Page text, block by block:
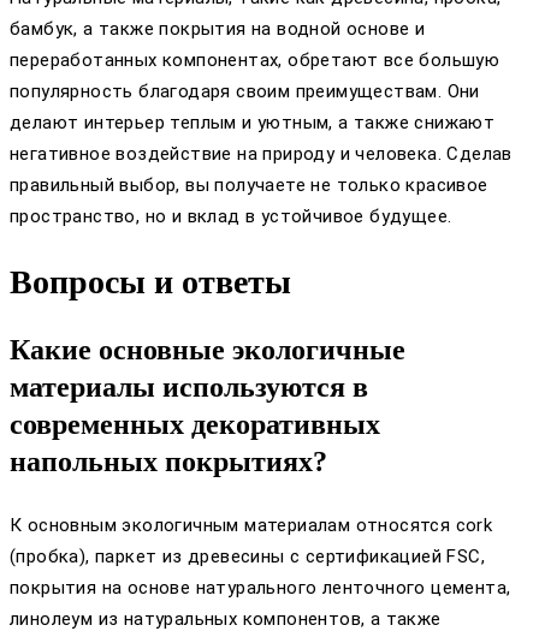
бамбук, а также покрытия на водной основе и
переработанных компонентах, обретают все большую
популярность благодаря своим преимуществам. Они
делают интерьер теплым и уютным, а также снижают
негативное воздействие на природу и человека. Сделав
правильный выбор, вы получаете не только красивое
пространство, но и вклад в устойчивое будущее.
Вопросы и ответы
Какие основные экологичные
материалы используются в
современных декоративных
напольных покрытиях?
К основным экологичным материалам относятся cork
(пробка), паркет из древесины с сертификацией FSC,
покрытия на основе натурального ленточного цемента,
линолеум из натуральных компонентов, а также